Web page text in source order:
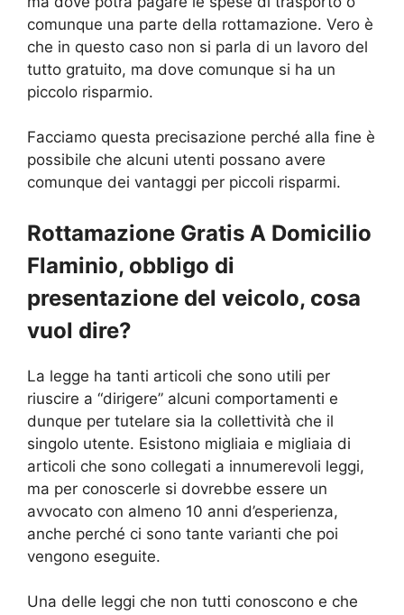
comunque una parte della rottamazione. Vero è
che in questo caso non si parla di un lavoro del
tutto gratuito, ma dove comunque si ha un
piccolo risparmio.
Facciamo questa precisazione perché alla fine è
possibile che alcuni utenti possano avere
comunque dei vantaggi per piccoli risparmi.
Rottamazione Gratis A Domicilio
Flaminio, obbligo di
presentazione del veicolo, cosa
vuol dire?
La legge ha tanti articoli che sono utili per
riuscire a “dirigere” alcuni comportamenti e
dunque per tutelare sia la collettività che il
singolo utente. Esistono migliaia e migliaia di
articoli che sono collegati a innumerevoli leggi,
ma per conoscerle si dovrebbe essere un
avvocato con almeno 10 anni d’esperienza,
anche perché ci sono tante varianti che poi
vengono eseguite.
Una delle leggi che non tutti conoscono e che